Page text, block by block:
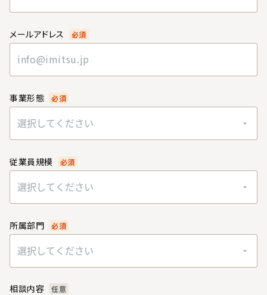
メールアドレス 必須
事業形態 必須
選択してください
従業員規模 必須
選択してください
所属部門 必須
選択してください
相談内容 任意